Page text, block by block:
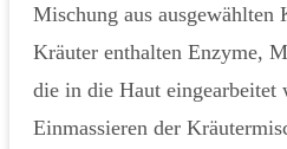
Mischung aus ausgewählten
Kräuter enthalten Enzyme,
die in die Haut eingearbeitet
Einmassieren der